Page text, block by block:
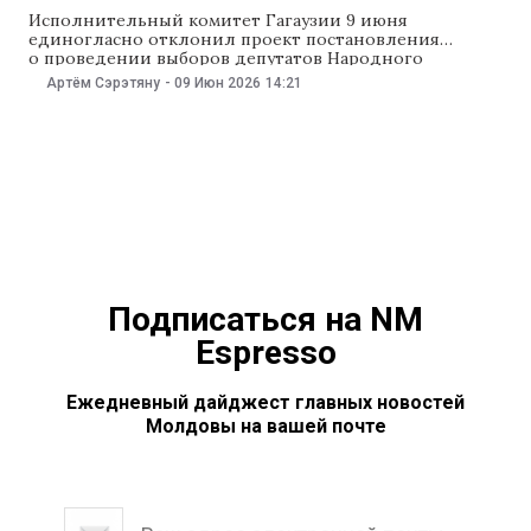
Исполнительный комитет Гагаузии 9 июня
единогласно отклонил проект постановления
о проведении выборов депутатов Народного
собрания Гагаузии (НСГ) следующего созыва. В
Исполкоме сообщили, что документ противоречит
Артём Сэрэтяну - 09 Июн 2026 14:21
Подписаться на NM
Espresso
Ежедневный дайджест главных новостей
Молдовы на вашей почте